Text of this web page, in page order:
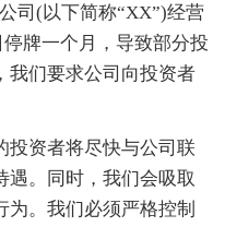
司(以下简称“XX”)经营
牌一个月，导致部分投
我们要求公司向投资者
投资者将尽快与公司联
遇。同时，我们会吸取
。我们必须严格控制